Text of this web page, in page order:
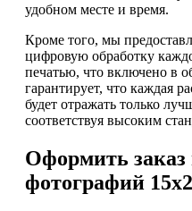
удобном месте и время.
Кроме того, мы
цифровую обработку
печатью, что включено в
гарантирует, что каждая
будет отражать только
соответствуя высоким
Оформить заказ
фотографий